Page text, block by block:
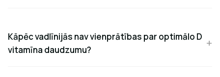
Kāpēc vadlīnijās nav vienprātības par optimālo D
vitamīna daudzumu?